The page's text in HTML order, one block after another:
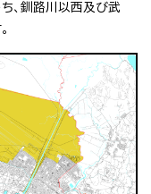
、釧路川以西及び武